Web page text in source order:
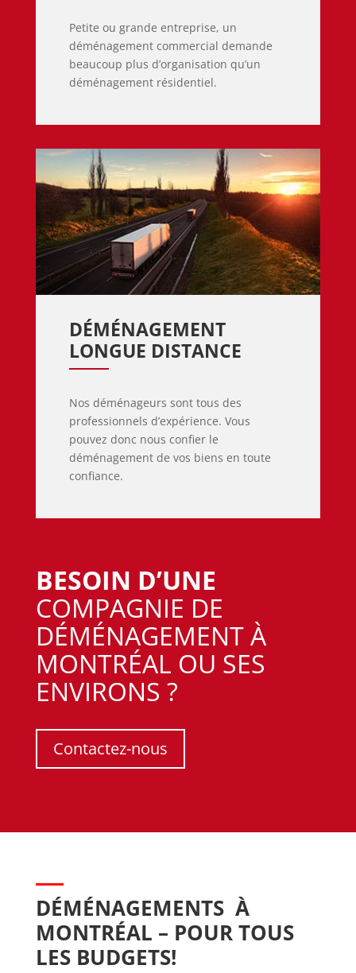
Petite ou grande entreprise, un
déménagement commercial demande
beaucoup plus d’organisation qu’un
déménagement résidentiel.
DÉMÉNAGEMENT
LONGUE DISTANCE
Nos déménageurs sont tous des
professionnels d’expérience. Vous
pouvez donc nous confier le
déménagement de vos biens en toute
confiance.
BESOIN D’UNE
COMPAGNIE DE
DÉMÉNAGEMENT À
MONTRÉAL OU SES
ENVIRONS ?
Contactez-nous
DÉMÉNAGEMENTS  À
MONTRÉAL – POUR TOUS
LES BUDGETS!